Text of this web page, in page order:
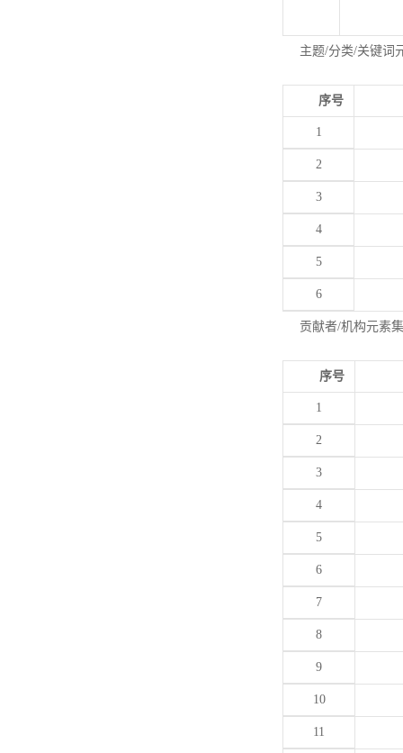
主题/分类/关键词
序号
1
2
3
4
5
6
贡献者/机构元素
序号
1
2
3
4
5
6
7
8
9
10
11